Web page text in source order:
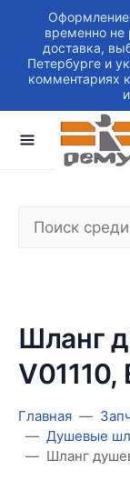
временно не
доставка,
Петербурге и
комментариях
Шланг
V01110,
Главная
Душевые
Шланг